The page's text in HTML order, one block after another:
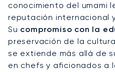
conocimiento del umami
reputación internacional
Su compromiso con la
preservación de la
se extiende más allá de
en chefs y aficionados a